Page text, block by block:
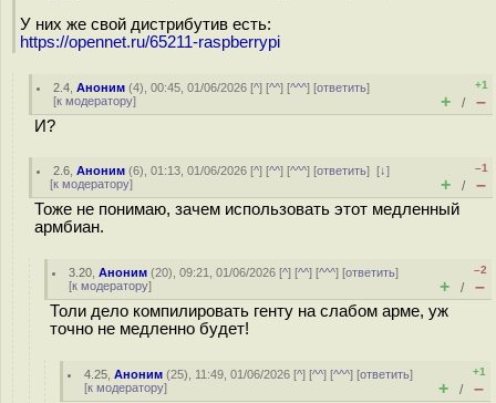
У них же свой дистрибутив есть:
https://opennet.ru/65211-raspberrypi
2.4 ,Аноним (4), 00:45, 01/06/2026 [^] [^^] [^^^] [ответить]
[к модератору]
+1
+ / –
И?
2.6 ,Аноним (6), 01:13, 01/06/2026 [^] [^^] [^^^] [ответить][↓]
[к модератору]
–1
+ / –
Тоже не понимаю, зачем использовать этот медленный
армбиан.
3.20 ,Аноним (20), 09:21, 01/06/2026 [^] [^^] [^^^] [ответить]
[к модератору]
–2
+ / –
Толи дело компилировать генту на слабом арме, уж
точно не медленно будет!
4.25 ,Аноним (25), 11:49, 01/06/2026 [^] [^^] [^^^] [ответить]
[к модератору]
+1
+ / –